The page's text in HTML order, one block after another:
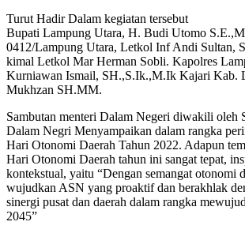
Turut Hadir Dalam kegiatan tersebut
Bupati Lampung Utara, H. Budi Utomo
0412/Lampung Utara, Letkol Inf Andi Sultan,
kimal Letkol Mar Herman Sobli. Kapolres
Kurniawan Ismail, SH.,S.Ik.,M.Ik Kajari Kab.
Mukhzan SH.MM.
Sambutan menteri Dalam Negeri diwakili oleh
Dalam Negri Menyampaikan dalam rangka
Hari Otonomi Daerah Tahun 2022. Adapun
Hari Otonomi Daerah tahun ini sangat tepat,
kontekstual, yaitu “Dengan semangat otonomi
wujudkan ASN yang proaktif dan berakhlak
sinergi pusat dan daerah dalam rangka
2045”